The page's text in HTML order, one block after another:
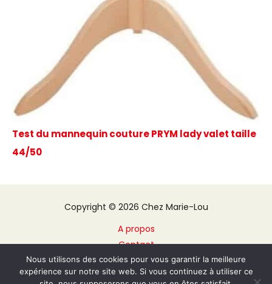
Test du mannequin couture PRYM lady valet taille
44/50
Copyright © 2026 Chez Marie-Lou
A propos
Contact
Plan du site
Mentions légales
Nous utilisons des cookies pour vous garantir la meilleure
expérience sur notre site web. Si vous continuez à utiliser ce